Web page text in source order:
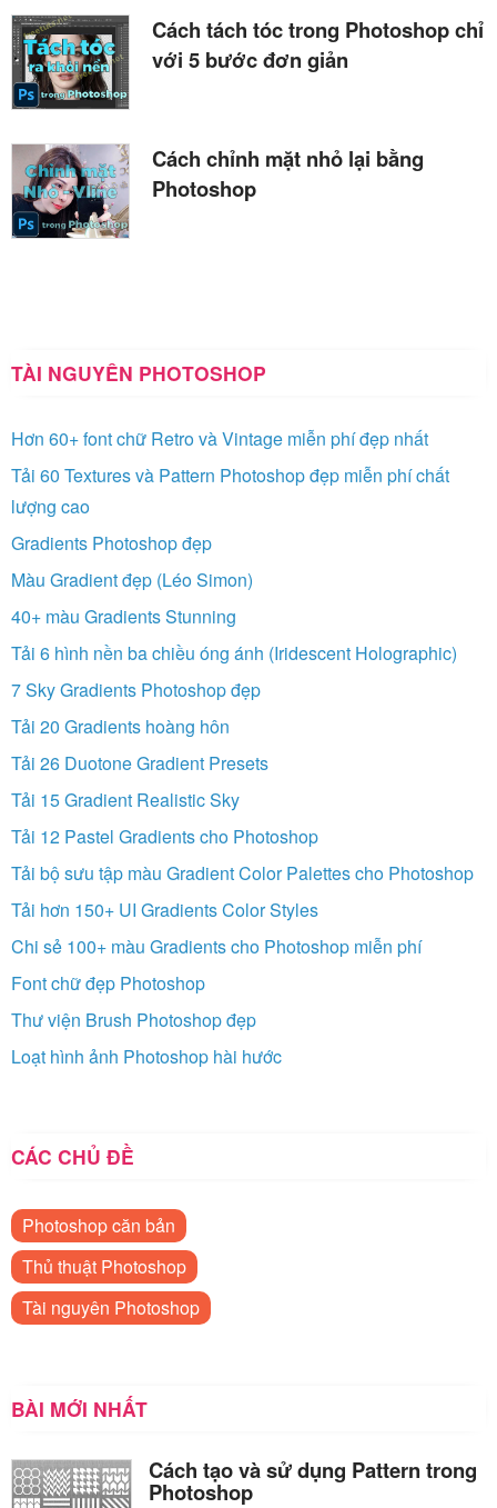
Cách tách tóc trong Photoshop chỉ
với 5 bước đơn giản
Cách chỉnh mặt nhỏ lại bằng
Photoshop
TÀI NGUYÊN PHOTOSHOP
Hơn 60+ font chữ Retro và Vintage miễn phí đẹp nhất
Tải 60 Textures và Pattern Photoshop đẹp miễn phí chất
lượng cao
Gradients Photoshop đẹp
Màu Gradient đẹp (Léo Simon)
40+ màu Gradients Stunning
Tải 6 hình nền ba chiều óng ánh (Iridescent Holographic)
7 Sky Gradients Photoshop đẹp
Tải 20 Gradients hoàng hôn
Tải 26 Duotone Gradient Presets
Tải 15 Gradient Realistic Sky
Tải 12 Pastel Gradients cho Photoshop
Tải bộ sưu tập màu Gradient Color Palettes cho Photoshop
Tải hơn 150+ UI Gradients Color Styles
Chi sẻ 100+ màu Gradients cho Photoshop miễn phí
Font chữ đẹp Photoshop
Thư viện Brush Photoshop đẹp
Loạt hình ảnh Photoshop hài hước
CÁC CHỦ ĐỀ
Photoshop căn bản
Thủ thuật Photoshop
Tài nguyên Photoshop
BÀI MỚI NHẤT
Cách tạo và sử dụng Pattern trong
Photoshop